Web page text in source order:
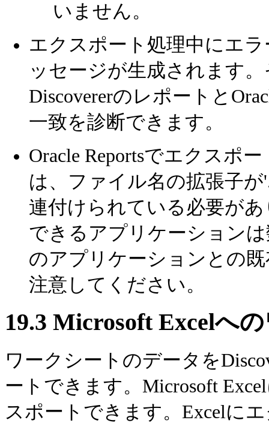
いません。
エクスポート処理中にエ
ッセージが生成されます
Discovererのレポートと
一致を診断できます。
Oracle Reportsでエクスポ
は、ファイル名の拡張子が
連付けられている必要が
できるアプリケーション
のアプリケーションとの
注意してください。
19.3 Microsoft Excelへ
ワークシートのデータを
ートできます。Microsoft
スポートできます。Excelに